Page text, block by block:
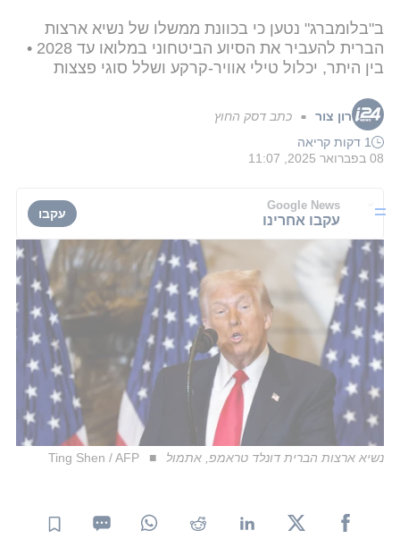
ב"בלומברג" נטען כי בכוונת ממשלו של נשיא ארצות
הברית להעביר את הסיוע הביטחוני במלואו עד 2028 •
בין היתר, יכלול טילי אוויר-קרקע ושלל סוגי פצצות
רון צור ■ כתב דסק החוץ
1 דקות קריאה
08 בפברואר 2025, 11:07
Google News
עקבו אחרינו עקבו
נשיא ארצות הברית דונלד טראמפ, אתמול Ting Shen / AFP